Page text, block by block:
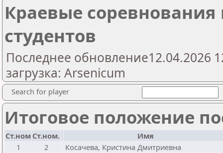
Краевые
студентов
Последнее обновление12.04.2026
загрузка: Arsenicum
Search for player
Итоговое положение
Ст.ном Ст.ном.
Имя
1
2
Косачева, Кристина Дмитриевна